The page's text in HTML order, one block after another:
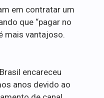
em contratar um
que “pagar no
mais vantajoso.
encareceu
anos devido ao